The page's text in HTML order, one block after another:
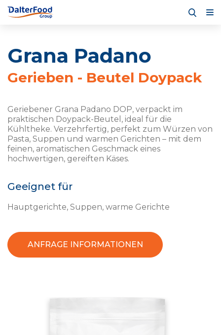
Grana Padano
Gerieben - Beutel Doypack
Geriebener Grana Padano DOP, verpackt im
praktischen Doypack-Beutel, ideal für die
Kühltheke. Verzehrfertig, perfekt zum Würzen von
Pasta, Suppen und warmen Gerichten – mit dem
feinen, aromatischen Geschmack eines
hochwertigen, gereiften Käses.
Geeignet für
Hauptgerichte, Suppen, warme Gerichte
ANFRAGE INFORMATIONEN